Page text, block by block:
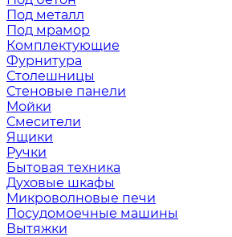
Под металл
Под мрамор
Комплектующие
Фурнитура
Столешницы
Стеновые панели
Мойки
Смесители
Ящики
Ручки
Бытовая техника
Духовые шкафы
Микроволновые печи
Посудомоечные машины
Вытяжки